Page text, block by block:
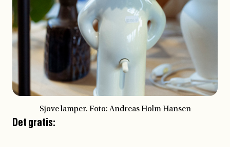
Det gratis: